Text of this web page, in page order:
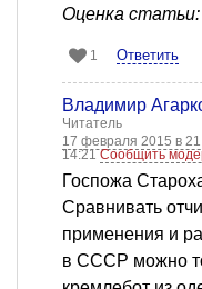
Оценка статьи:
1 Ответить
Владимир
Читатель
17 февраля 2015 в
14:21Сообщить
Госпожа
Сравнивать
применения и
в СССР можно